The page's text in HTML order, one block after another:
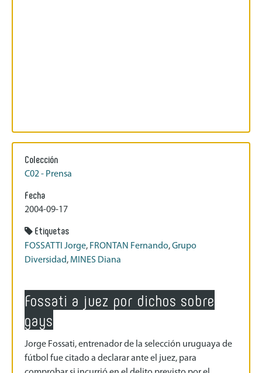
Colección
C02 - Prensa
Fecha
2004-09-17
Etiquetas
FOSSATTI Jorge, FRONTAN Fernando,Grupo
Diversidad, MINES Diana
Fossati a juez por dichos sobre
gays
Jorge Fossati, entrenador de la selección uruguaya de
fútbol fue citado a declarar ante el juez, para